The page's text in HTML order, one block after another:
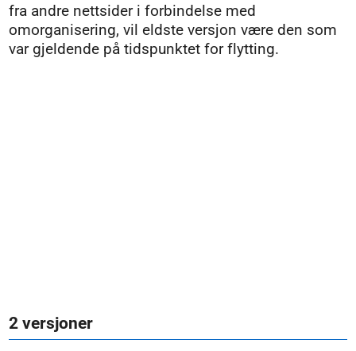
fra andre nettsider i forbindelse med
omorganisering, vil eldste versjon være den som
var gjeldende på tidspunktet for flytting.
2 versjoner